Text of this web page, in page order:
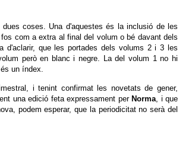
coses. Una d'aquestes és la inclusió de les
com a extra al final del volum o bé davant dels
d'aclarir, que les portades dels volums 2 i 3 les
però en blanc i negre. La del volum 1 no hi
un índex.
i tenint confirmat les novetats de gener,
una edició feta expressament perNorma , i que
podem esperar, que la periodicitat no serà del